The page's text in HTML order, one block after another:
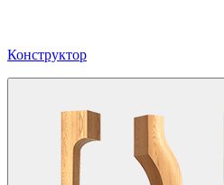
Конструктор